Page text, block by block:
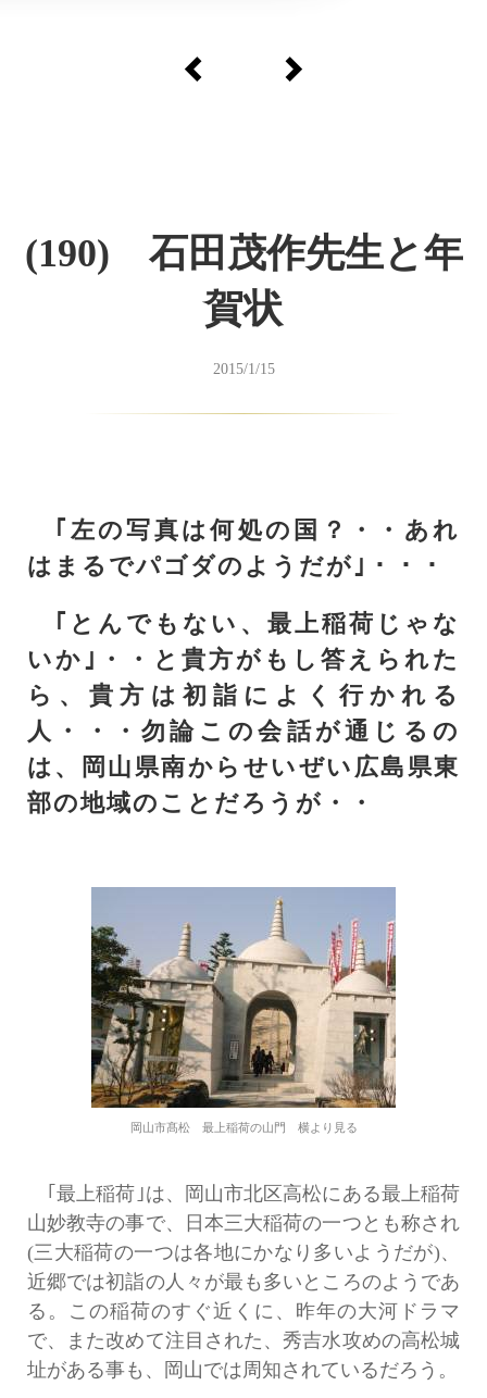
(190) 石田茂作先生と年
賀状
2015/1/15
｢左の写真は何処の国？・・あれ
はまるでパゴダのようだが｣・・・
｢とんでもない、最上稲荷じゃな
いか｣・・と貴方がもし答えられた
ら、貴方は初詣によく行かれる
人・・・勿論この会話が通じるの
は、岡山県南からせいぜい広島県東
部の地域のことだろうが・・
岡山市髙松 最上稲荷の山門 横より見る
｢最上稲荷｣は、岡山市北区高松にある最上稲荷
山妙教寺の事で、日本三大稲荷の一つとも称され
(三大稲荷の一つは各地にかなり多いようだが)、
近郷では初詣の人々が最も多いところのようであ
る。この稲荷のすぐ近くに、昨年の大河ドラマ
で、また改めて注目された、秀吉水攻めの高松城
址がある事も、岡山では周知されているだろう。